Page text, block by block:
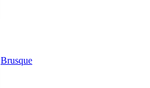
Brusque